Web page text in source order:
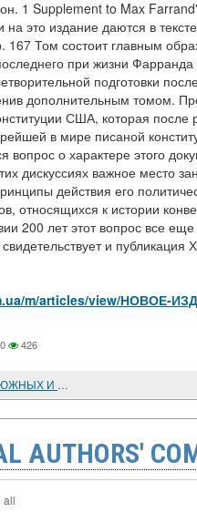
1 Supplement to Max
на это издание даются в
167 Том состоит главным
при жизни
подготовки
дополнительным томом.
США, которая после
в мире писаной
вопрос о характере этого
дискуссиях важное место
действия его
относящихся к истории
200 лет этот вопрос все
и публикация
m/articles/view/НОВОЕ-
0 426
ПОСОБИЕ ПО ИСТОРИОГРАФИИ ЮЖНЫХ И ЗАПАДНЫХ СЛАВЯН
AUTHORS'
all